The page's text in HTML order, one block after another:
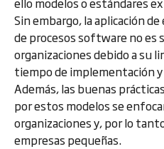
Sin embargo, la aplicación
de procesos software no es
organizaciones debido a su
tiempo de implementación
Además, las buenas
por estos modelos se
organizaciones y, por lo
empresas pequeñas.